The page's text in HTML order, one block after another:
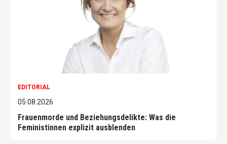
EDITORIAL
05.08.2026
Frauenmorde und Beziehungsdelikte: Was die
Feministinnen explizit ausblenden